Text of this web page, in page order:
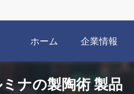
ホーム 企業情報
ナの製陶術 製品